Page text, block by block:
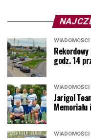
WIADOMOŚCI
godz. 14
WIADOMOŚCI
Jarigol
WIADOMOŚCI